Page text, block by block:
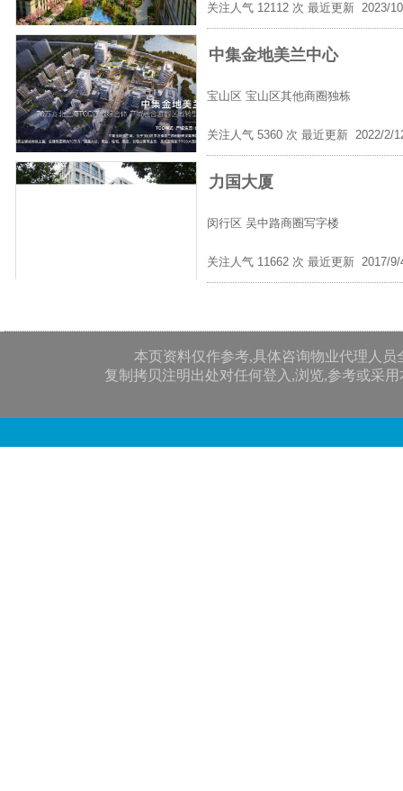
关注人气 12112 次 最近更新 2023/
中集金地美兰中心
宝山区 宝山区其他商圈独栋
关注人气 5360 次 最近更新 2022/2/
力国大厦
闵行区 吴中路商圈写字楼
关注人气 11662 次 最近更新 2017/
本页资料仅作参考,具体咨询物业代理人员
复制拷贝注明出处对任何登入,浏览,参考或采